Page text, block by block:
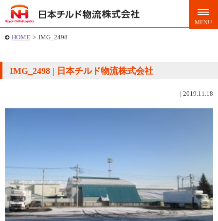
HOME > IMG_2498
IMG_2498 | 日本チルド物流株式会社
| 2019.11.18